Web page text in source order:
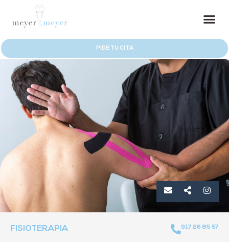
PIDE TU CITA
FISIOTERAPIA 917 26 85 57